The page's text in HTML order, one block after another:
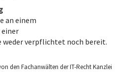
an einem
verpflichtet noch bereit.
den Fachanwälten der IT-Recht Kanzlei